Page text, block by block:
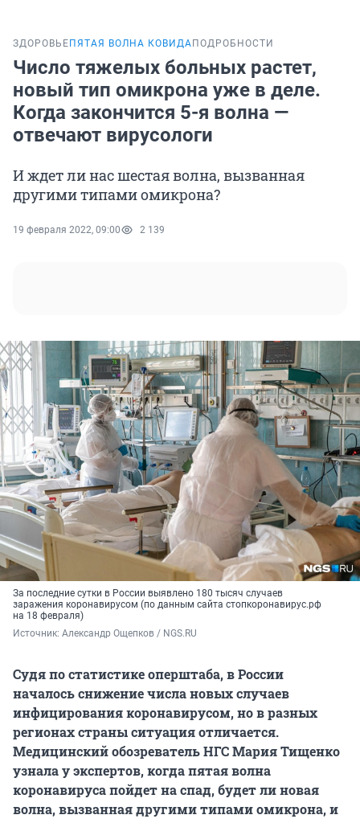
ЗДОРОВЬЕ ПЯТАЯ ВОЛНА КОВИДА ПОДРОБНОСТИ
Число тяжелых больных растет,
новый тип омикрона уже в деле.
Когда закончится 5-я волна —
отвечают вирусологи
И ждет ли нас шестая волна, вызванная
другими типами омикрона?
19 февраля 2022, 09:00 2 139
За последние сутки в России выявлено 180 тысяч случаев
заражения коронавирусом (по данным сайта стопкоронавирус.рф
на 18 февраля)
Источник: Александр Ощепков / NGS.RU
Судя по статистике оперштаба, в России
началось снижение числа новых случаев
инфицирования коронавирусом, но в разных
регионах страны ситуация отличается.
Медицинский обозреватель НГС Мария Тищенко
узнала у экспертов, когда пятая волна
коронавируса пойдет на спад, будет ли новая
волна, вызванная другими типами омикрона, и